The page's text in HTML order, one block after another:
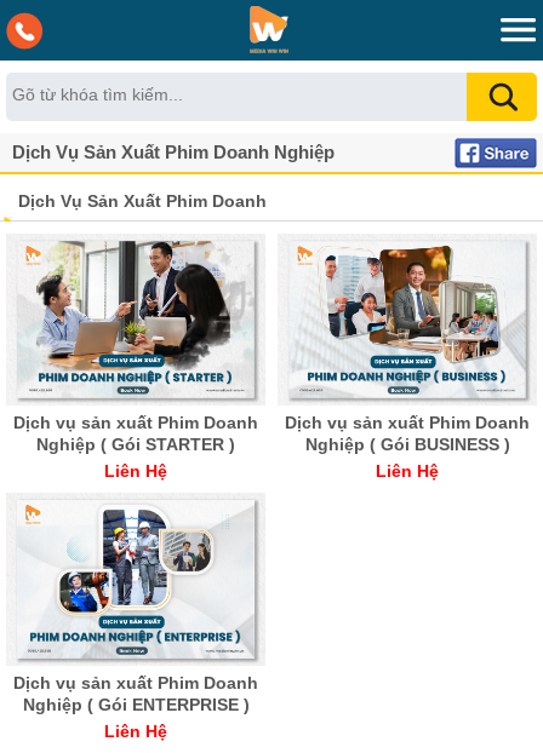
Dịch Vụ Sản Xuất Phim Doanh Nghiệp
Dịch Vụ Sản Xuất Phim Doanh
Nghiệp
Dịch vụ sản xuất Phim Doanh
Nghiệp ( Gói STARTER )
Liên Hệ
Dịch vụ sản xuất Phim Doanh
Nghiệp ( Gói BUSINESS )
Liên Hệ
Dịch vụ sản xuất Phim Doanh
Nghiệp ( Gói ENTERPRISE )
Liên Hệ